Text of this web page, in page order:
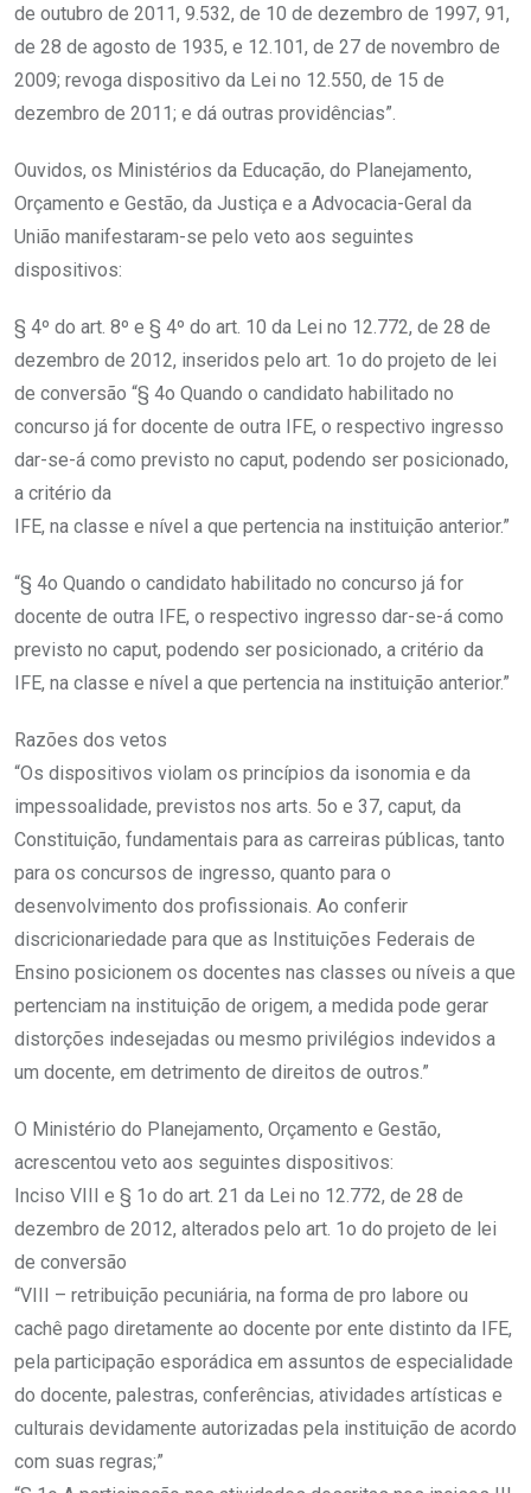
de outubro de 2011, 9.532, de 10 de dezembro de 1997, 91,
de 28 de agosto de 1935, e 12.101, de 27 de novembro de
2009; revoga dispositivo da Lei no 12.550, de 15 de
dezembro de 2011; e dá outras providências”.
Ouvidos, os Ministérios da Educação, do Planejamento,
Orçamento e Gestão, da Justiça e a Advocacia-Geral da
União manifestaram-se pelo veto aos seguintes
dispositivos:
§ 4º do art. 8º e § 4º do art. 10 da Lei no 12.772, de 28 de
dezembro de 2012, inseridos pelo art. 1o do projeto de lei
de conversão “§ 4o Quando o candidato habilitado no
concurso já for docente de outra IFE, o respectivo ingresso
dar-se-á como previsto no caput, podendo ser posicionado,
a critério da
IFE, na classe e nível a que pertencia na instituição anterior.”
“§ 4o Quando o candidato habilitado no concurso já for
docente de outra IFE, o respectivo ingresso dar-se-á como
previsto no caput, podendo ser posicionado, a critério da
IFE, na classe e nível a que pertencia na instituição anterior.”
Razões dos vetos
“Os dispositivos violam os princípios da isonomia e da
impessoalidade, previstos nos arts. 5o e 37, caput, da
Constituição, fundamentais para as carreiras públicas, tanto
para os concursos de ingresso, quanto para o
desenvolvimento dos profissionais. Ao conferir
discricionariedade para que as Instituições Federais de
Ensino posicionem os docentes nas classes ou níveis a que
pertenciam na instituição de origem, a medida pode gerar
distorções indesejadas ou mesmo privilégios indevidos a
um docente, em detrimento de direitos de outros.”
O Ministério do Planejamento, Orçamento e Gestão,
acrescentou veto aos seguintes dispositivos:
Inciso VIII e § 1o do art. 21 da Lei no 12.772, de 28 de
dezembro de 2012, alterados pelo art. 1o do projeto de lei
de conversão
“VIII – retribuição pecuniária, na forma de pro labore ou
cachê pago diretamente ao docente por ente distinto da IFE,
pela participação esporádica em assuntos de especialidade
do docente, palestras, conferências, atividades artísticas e
culturais devidamente autorizadas pela instituição de acordo
com suas regras;”